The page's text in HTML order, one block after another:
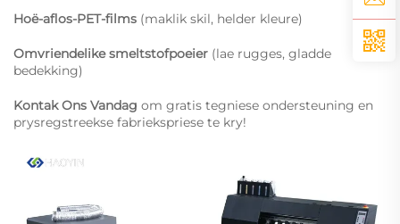
Hoë-aflos-PET-films (maklik skil, helder kleure)
Omvriendelike smeltstofpoeier (lae rugges, gladde
bedekking)
Kontak Ons Vandag om gratis tegniese ondersteuning en
prysregstreekse fabriekspriese te kry!